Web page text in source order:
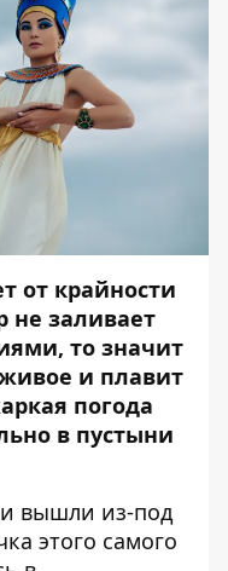
от крайности
не заливает
то значит
и плавит
погода
в пустыни
вышли из-под
этого самого